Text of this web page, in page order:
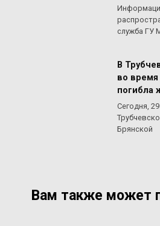
служба ГУ
В
во
погибла
Сегодня,
Брянской
Вам также может